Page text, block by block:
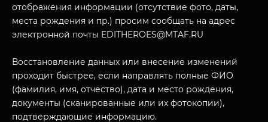
отображения информации (отсутствие фото, даты,
места рождения и пр.) просим сообщать на адрес
электронной почты EDITHEROES@MTAF.RU
Восстановление данных или внесение изменений
проходит быстрее, если направлять полные ФИО
(фамилия, имя, отчество), дата и место рождения,
документы (сканированные или их фотокопии),
подтверждающие информацию.